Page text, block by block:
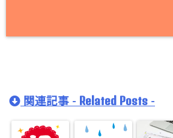
関連記事 - Related Posts -